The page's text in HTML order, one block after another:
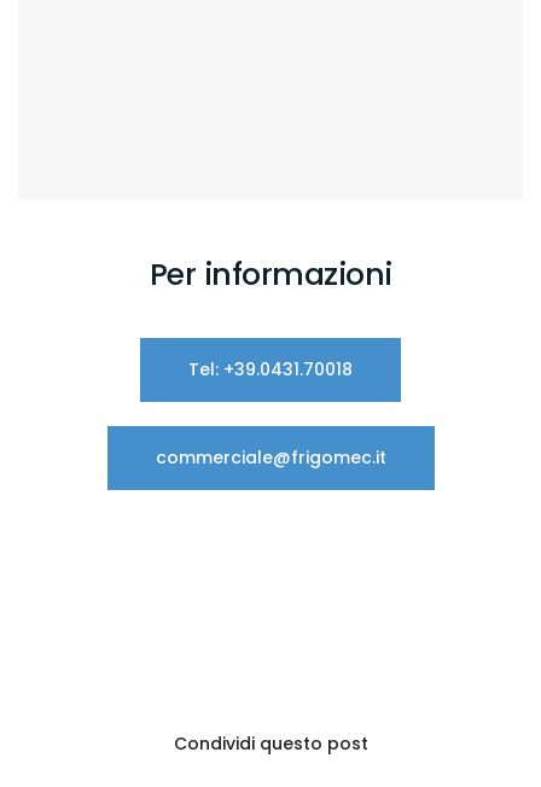
Per informazioni
Tel: +39.0431.70018
commerciale@frigomec.it
Condividi questo post